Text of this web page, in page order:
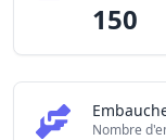
150
Nombre